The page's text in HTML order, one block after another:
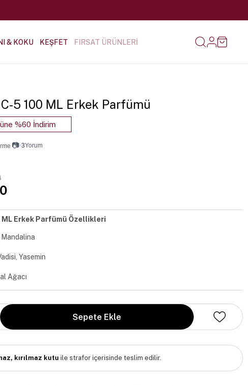
& KOKU KEŞFET FIRSAT ÜRÜNLERİ
5 100 ML Erkek Parfümü
%60 İndirim
📷•3Yorum
Erkek Parfümü Özellikleri
Yasemin
Ağacı
kırılmaz kutu ile strafor içerisinde teslim edilir.